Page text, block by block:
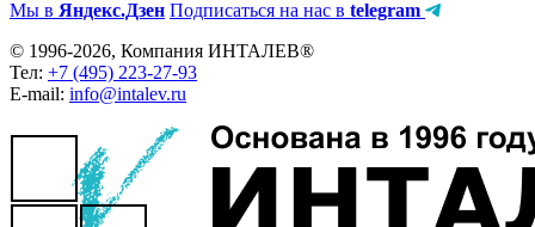
Мы в Яндекс.Дзен Подписаться на нас в telegram
© 1996-2026, Компания ИНТАЛЕВ®
Тел: +7 (495) 223-27-93
E-mail: info@intalev.ru